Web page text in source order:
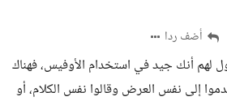
أضف ردا
لهم أنك جيد في استخدام الأوفيس، فهناك
إلى نفس العرض وقالوا نفس الكلام، أو